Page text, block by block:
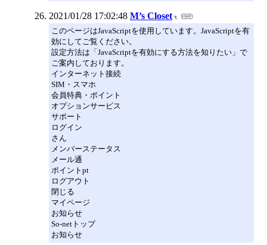
2021/01/28 17:02:48 M’s Closet
このページはJavaScriptを使用しています。JavaScriptを有
効にしてご覧ください。
設定方法は「JavaScriptを有効にする方法を知りたい」で
ご案内しております。
インターネット接続
SIM・スマホ
会員特典・ポイント
オプションサービス
サポート
ログイン
さん
メンバーステータス
メール通
ポイントpt
ログアウト
閉じる
マイページ
お知らせ
So-netトップ
お知らせ